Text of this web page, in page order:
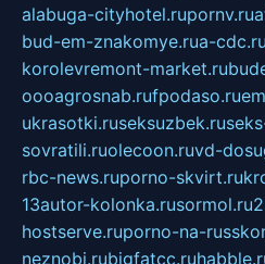
alabuga-cityhotel.rupornv.ru
bud-em-znakomye.rua-cdc.ru
korolevremont-market.ru
oooagrosnab.rufpodaso.ru
ukrasotki.ruseksuzbek.ru
sovratili.ruolecoon.ruvd-
rbc-news.ruporno-skvirt.ru
13autor-kolonka.rusormol.ru
hostserve.ruporno-na-
neznobi.rubigfatcc.ru